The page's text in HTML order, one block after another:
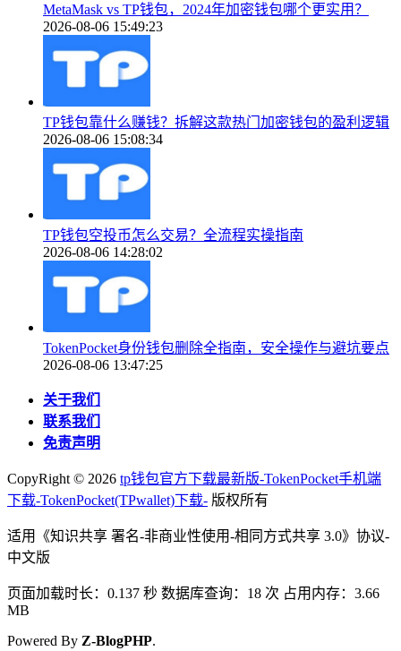
MetaMask vs TP钱包，2024年加密钱包哪个更实用？
2026-08-06 15:49:23
TP钱包靠什么赚钱？拆解这款热门加密钱包的盈利逻辑
2026-08-06 15:08:34
TP钱包空投币怎么交易？全流程实操指南
2026-08-06 14:28:02
TokenPocket身份钱包删除全指南，安全操作与避坑要点
2026-08-06 13:47:25
关于我们
联系我们
免责声明
CopyRight © 2026 tp钱包官方下载最新版-TokenPocket手机端
下载-TokenPocket(TPwallet)下载- 版权所有
适用《知识共享 署名-非商业性使用-相同方式共享 3.0》协议-
中文版
页面加载时长：0.137 秒 数据库查询：18 次 占用内存：3.66
MB
Powered By Z-BlogPHP.